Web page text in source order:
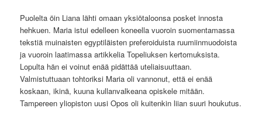
Puolelta öin Liana lähti omaan yksiötaloonsa posket innosta
hehkuen. Maria istui edelleen koneella vuoroin suomentamassa
tekstiä muinaisten egyptiläisten preferoiduista ruumiinmuodoista
ja vuoroin laatimassa artikkelia Topeliuksen kertomuksista.
Lopulta hän ei voinut enää pidättää uteliaisuuttaan.
Valmistuttuaan tohtoriksi Maria oli vannonut, että ei enää
koskaan, ikinä, kuuna kullanvalkeana opiskele mitään.
Tampereen yliopiston uusi Opos oli kuitenkin liian suuri houkutus.